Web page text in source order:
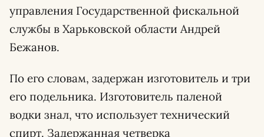
управления Государственной фискальной
службы в Харьковской области Андрей
Бежанов.
По его словам, задержан изготовитель и три
его подельника. Изготовитель паленой
водки знал, что использует технический
спирт. Задержанная четверка